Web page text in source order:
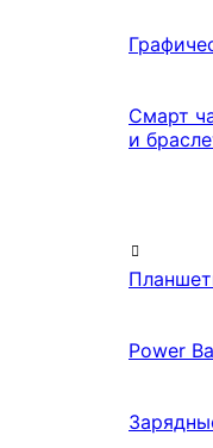
Смарт
и
Power